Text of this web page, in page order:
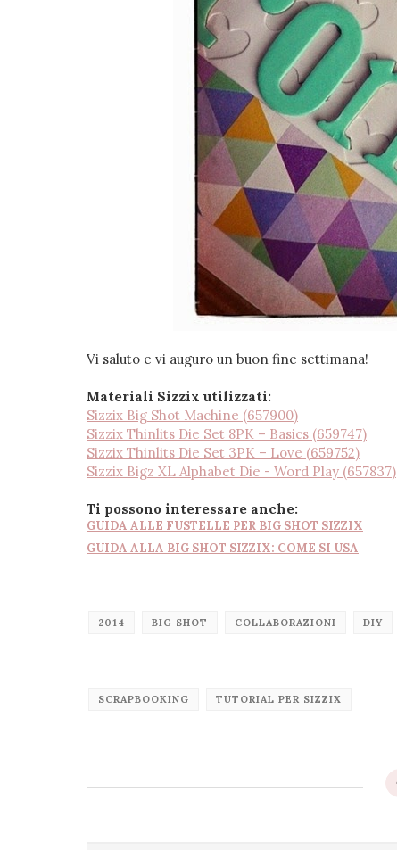
Vi saluto e vi auguro un buon fine settimana!
Materiali Sizzix utilizzati:
Sizzix Big Shot Machine (657900)
Sizzix Thinlits Die Set 8PK – Basics (659747)
Sizzix Thinlits Die Set 3PK – Love (659752)
Sizzix Bigz XL Alphabet Die - Word Play (657837)
Ti possono interessare anche:
GUIDA ALLE FUSTELLE PER BIG SHOT SIZZIX
GUIDA ALLA BIG SHOT SIZZIX: COME SI USA
2014 BIG SHOT COLLABORAZIONI DIY
SCRAPBOOKING TUTORIAL PER SIZZIX